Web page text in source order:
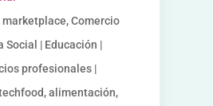
Comercio
Social | Educación |
profesionales |
alimentación,